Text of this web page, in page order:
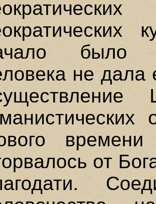
было
не дала
времени
от